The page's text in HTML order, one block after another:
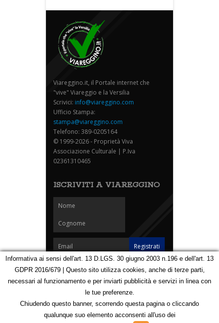
Viareggino.it, il Portale internet che
"vive" Viareggio e la Versilia
Scrivici: info@viareggino.com
Ufficio Stampa:
stampa@viareggino.com
Telefono: 389-0205164
© 1999-2026 - Proprietà Viva
Associazione Culturale | P.Iva
02361310465
ISCRIVITI A VIAREGGINO
Homepage Notizie Speciali Eventi
Foto Carnevale
Mappa
Informativa ai sensi dell'art. 13 D.LGS. 30 giugno 2003 n.196 e dell'art. 13
GDPR 2016/679 | Questo sito utilizza cookies, anche di terze parti,
necessari al funzionamento e per inviarti pubblicità e servizi in linea con
le tue preferenze.
Chiudendo questo banner, scorrendo questa pagina o cliccando
qualunque suo elemento acconsenti all'uso dei